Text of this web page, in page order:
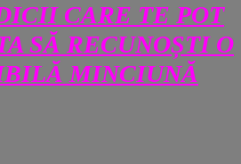
CARE TE POT
SĂ RECUNOȘTI O
MINCIUNĂ